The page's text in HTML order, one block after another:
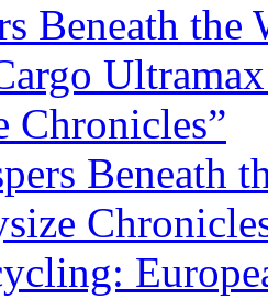
Beneath